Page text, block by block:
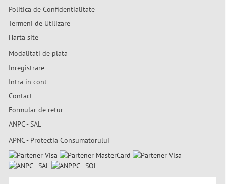
Politica de Confidentialitate
Termeni de Utilizare
Harta site
Modalitati de plata
Inregistrare
Intra in cont
Contact
Formular de retur
ANPC - SAL
APNC - Protectia Consumatorului